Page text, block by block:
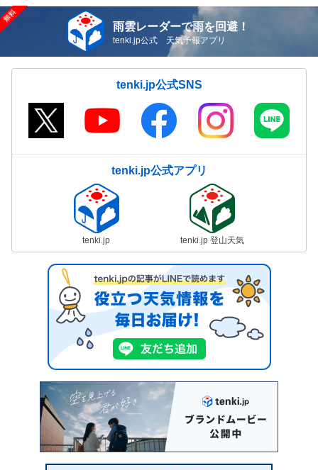
雨雲レーダーで雨を回避！
tenki.jp公式 天気予報アプリ
tenki.jp公式SNS
tenki.jp公式アプリ
tenki.jp tenki.jp 登山天気